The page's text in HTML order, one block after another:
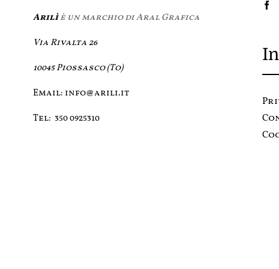
Arilìè un marchio di Aral Grafica
Via Rivalta 26
10045 Piossasco (To)
Email: info@arili.it
Tel:350 0925310